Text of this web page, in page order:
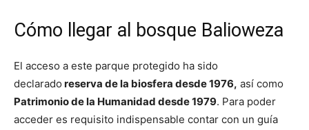
Cómo llegar al bosque Balioweza
El acceso a este parque protegido ha sido
declarado reserva de la biosfera desde 1976, así como
Patrimonio de la Humanidad desde 1979. Para poder
acceder es requisito indispensable contar con un guía